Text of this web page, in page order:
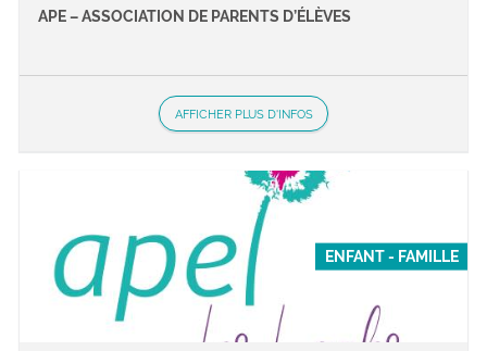
APE – ASSOCIATION DE PARENTS D’ÉLÈVES
AFFICHER PLUS D'INFOS
ENFANT - FAMILLE